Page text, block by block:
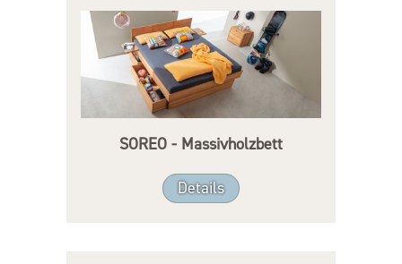
SOREO - Massivholzbett
Details